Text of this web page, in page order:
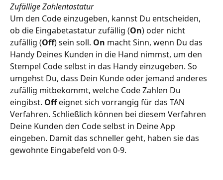
Zufällige Zahlentastatur
Um den Code einzugeben, kannst Du entscheiden,
ob die Eingabetastatur zufällig (On) oder nicht
zufällig (Off) sein soll. On macht Sinn, wenn Du das
Handy Deines Kunden in die Hand nimmst, um den
Stempel Code selbst in das Handy einzugeben. So
umgehst Du, dass Dein Kunde oder jemand anderes
zufällig mitbekommt, welche Code Zahlen Du
eingibst. Off eignet sich vorrangig für das TAN
Verfahren. Schließlich können bei diesem Verfahren
Deine Kunden den Code selbst in Deine App
eingeben. Damit das schneller geht, haben sie das
gewohnte Eingabefeld von 0-9.